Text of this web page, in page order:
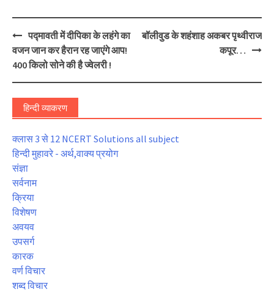
Post
navigation
पद्मावती में दीपिका के लहंगे का
वजन जान कर हैरान रह जाएंगे आप!
400 किलो सोने की है ज्वेलरी !
बॉलीवुड के शहंशाह अकबर पृथ्वीराज
कपूर…
हिन्दी व्याकरण
क्लास 3 से 12 NCERT Solutions all subject
हिन्दी मुहावरे - अर्थ,वाक्य प्रयोग
संज्ञा
सर्वनाम
क्रिया
विशेषण
अवयव
उपसर्ग
कारक
वर्ण विचार
शब्द विचार